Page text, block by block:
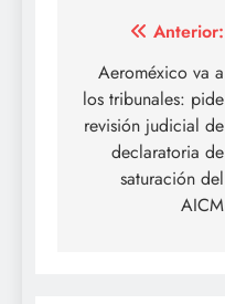
Navegación
de
entradas
Anterior:
Aeroméxico va a
los tribunales: pide
revisión judicial de
declaratoria de
saturación del
AICM